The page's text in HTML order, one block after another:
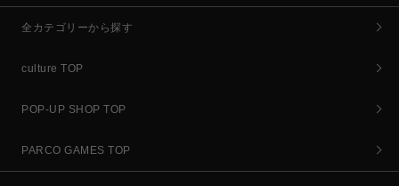
全カテゴリーから探す
culture TOP
POP-UP SHOP TOP
PARCO GAMES TOP